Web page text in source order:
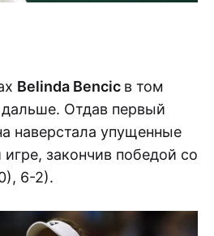
Belinda Bencic в том
Отдав первый
наверстала упущенные
закончив победой со
6-2).